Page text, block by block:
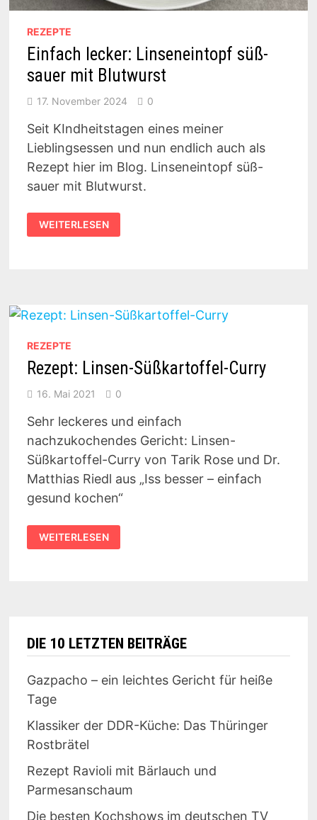
REZEPTE
Einfach lecker: Linseneintopf süß-
sauer mit Blutwurst
17. November 2024 0
Seit KIndheitstagen eines meiner
Lieblingsessen und nun endlich auch als
Rezept hier im Blog. Linseneintopf süß-
sauer mit Blutwurst.
EINFACH
LECKER:
LINSENEINTOPF
WEITERLESEN
REZEPTE
Rezept: Linsen-Süßkartoffel-Curry
16. Mai 2021 0
Sehr leckeres und einfach
nachzukochendes Gericht: Linsen-
Süßkartoffel-Curry von Tarik Rose und Dr.
Matthias Riedl aus „Iss besser – einfach
gesund kochen“
REZEPT:
LINSEN-
SÜSSKARTOFFEL-C
WEITERLESEN
DIE 10 LETZTEN BEITRÄGE
Gazpacho – ein leichtes Gericht für heiße
Tage
Klassiker der DDR-Küche: Das Thüringer
Rostbrätel
Rezept Ravioli mit Bärlauch und
Parmesanschaum
Die besten Kochshows im deutschen TV